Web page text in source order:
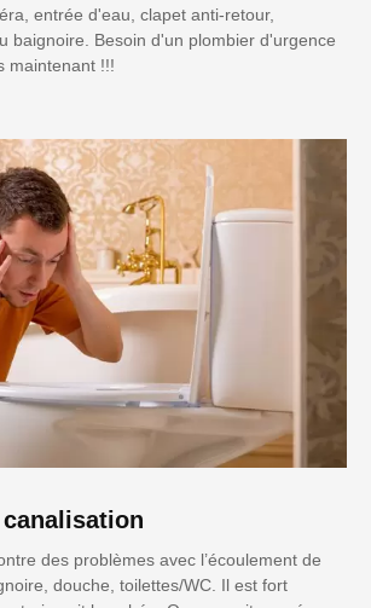
entrée d'eau, clapet anti-retour,
baignoire. Besoin d'un plombier d'urgence
maintenant !!!
des problèmes avec l’écoulement de
douche, toilettes/WC. Il est fort